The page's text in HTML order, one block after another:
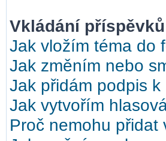
Vkládání příspěvků
Jak vložím téma do
Jak změním nebo
Jak přidám podpis
Jak vytvořím
Proč nemohu